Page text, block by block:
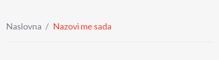
Naslovna / Nazovi me sada